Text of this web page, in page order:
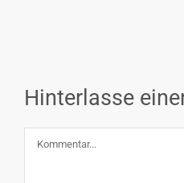
Hinterlasse
Kommentar